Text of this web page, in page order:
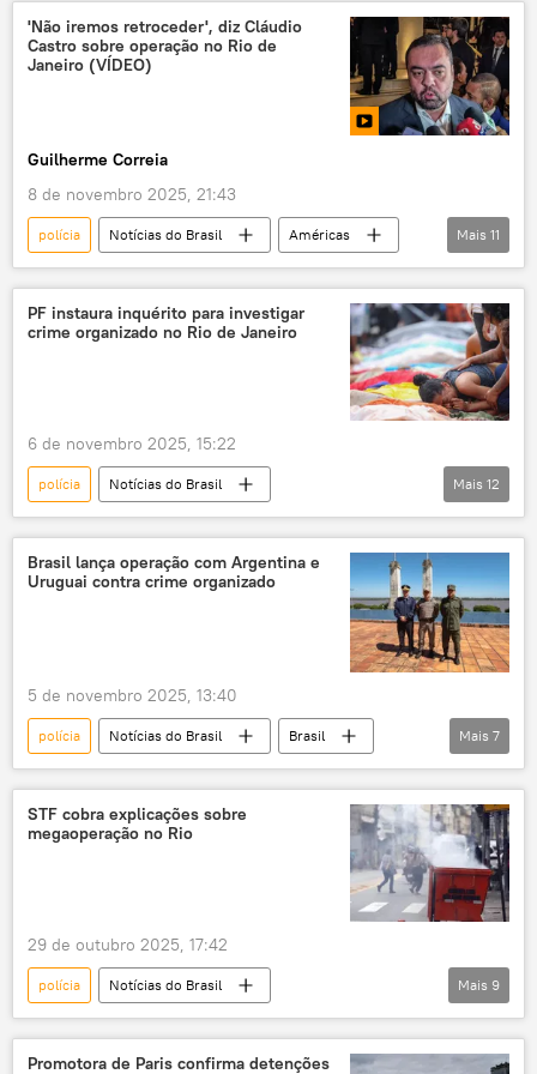
operação policial
Rio de Janeiro
Penha
Complexo do Alemão
segurança pública
'Não iremos retroceder', diz Cláudio
Castro sobre operação no Rio de
Janeiro (VÍDEO)
Guilherme Correia
8 de novembro 2025, 21:43
polícia Notícias do Brasil
Américas
Mundo
Cláudio Castro
Tarcísio de Freitas
Ronaldo Caiado
Rio de Janeiro
São Paulo
Brasil
operação
Mais 11
PF instaura inquérito para investigar
crime organizado no Rio de Janeiro
6 de novembro 2025, 15:22
polícia
Notícias do Brasil
Andrei Rodrigues
Rio de Janeiro
Polícia Federal (PF)
Supremo Tribunal Federal (STF)
combate ao crime organizado
crime organizado
operação policial
violência policial
letalidade policial
Mais 12
Brasil lança operação com Argentina e
Uruguai contra crime organizado
5 de novembro 2025, 13:40
polícia Notícias do Brasil
Brasil
Argentina
Uruguai
Brigada Militar
Rio Grande do Sul
operação militar
combate ao crime organizado
Mais 7
STF cobra explicações sobre
megaoperação no Rio
29 de outubro 2025, 17:42
polícia
Notícias do Brasil
Supremo Tribunal Federal (STF)
operação
operação policial
Cláudio Castro
Mais 9
Promotora de Paris confirma detenções